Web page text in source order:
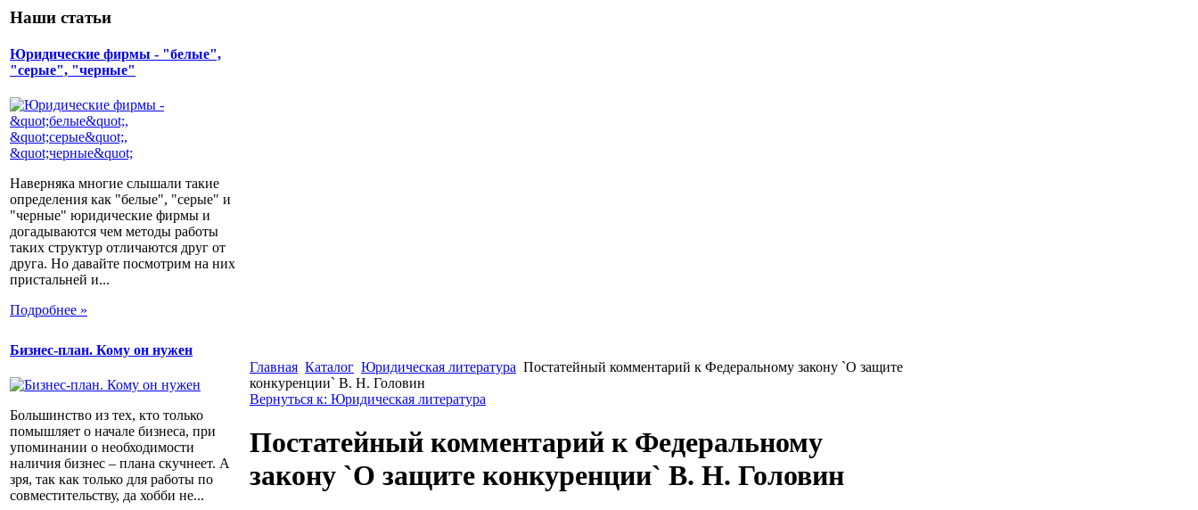
Наши статьи
Юридические фирмы - "белые",
"серые", "черные"
Наверняка многие слышали такие
определения как "белые", "серые" и
"черные" юридические фирмы и
догадываются чем методы работы
таких структур отличаются друг от
друга. Но давайте посмотрим на них
пристальней и...
Подробнее »
Бизнес-план. Кому он нужен
Большинство из тех, кто только
помышляет о начале бизнеса, при
упоминании о необходимости
наличия бизнес – плана скучнеет. А
зря, так как только для работы по
совместительству, да хобби не...
Главная Каталог Юридическая литература Постатейный комментарий к Федеральному закону `О защите
конкуренции` В. Н. Головин
Вернуться к: Юридическая литература
Постатейный комментарий к Федеральному
закону `О защите конкуренции` В. Н. Головин